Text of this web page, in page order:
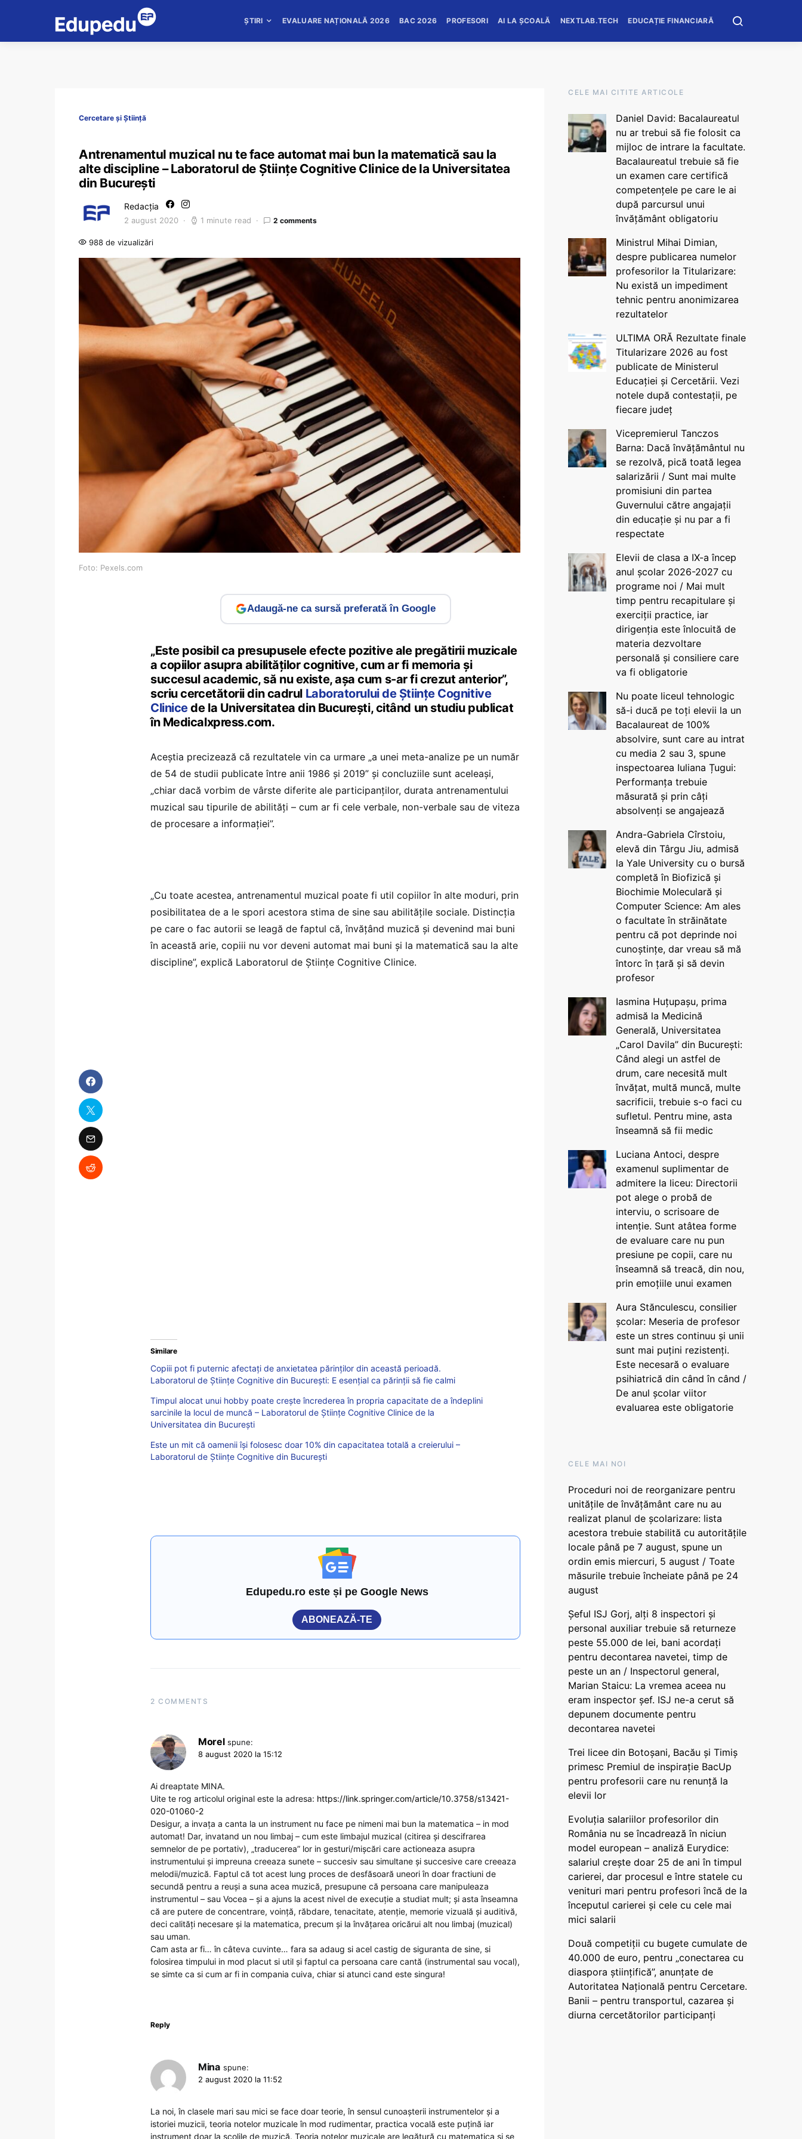
ȘTIRI EVALUARE NAȚIONALĂ 2026 BAC 2026 PROFESORI AI LA ȘCOALĂ NEXTLAB.TECH EDUCAȚIE FINANCIARĂ
Cercetare și Știință
Antrenamentul muzical nu te face automat mai bun la matematică sau la
alte discipline – Laboratorul de Științe Cognitive Clinice de la Universitatea
din București
Redacția
2 august 2020 1 minute read 2 comments
988 de vizualizări
Foto: Pexels.com
Adaugă-ne ca sursă preferată în Google
„Este posibil ca presupusele efecte pozitive ale pregătirii muzicale
a copiilor asupra abilităților cognitive, cum ar fi memoria și
succesul academic, să nu existe, așa cum s-ar fi crezut anterior”,
scriu cercetătorii din cadrul Laboratorului de Științe Cognitive
Clinicede la Universitatea din București, citând un studiu publicat
în Medicalxpress.com.
Aceștia precizează că rezultatele vin ca urmare „a unei meta-analize pe un număr
de 54 de studii publicate între anii 1986 și 2019” și concluziile sunt aceleași,
„chiar dacă vorbim de vârste diferite ale participanților, durata antrenamentului
muzical sau tipurile de abilități – cum ar fi cele verbale, non-verbale sau de viteza
de procesare a informației”.
„Cu toate acestea, antrenamentul muzical poate fi util copiilor în alte moduri, prin
posibilitatea de a le spori acestora stima de sine sau abilitățile sociale. Distincția
pe care o fac autorii se leagă de faptul că, învățând muzică și devenind mai buni
în această arie, copiii nu vor deveni automat mai buni și la matematică sau la alte
discipline”, explică Laboratorul de Științe Cognitive Clinice.
Similare
Copiii pot fi puternic afectați de anxietatea părinților din această perioadă.
Laboratorul de Științe Cognitive din București: E esențial ca părinții să fie calmi
Timpul alocat unui hobby poate crește încrederea în propria capacitate de a îndeplini
sarcinile la locul de muncă – Laboratorul de Științe Cognitive Clinice de la
Universitatea din București
Este un mit că oamenii își folosesc doar 10% din capacitatea totală a creierului –
Laboratorul de Științe Cognitive din București
Edupedu.ro este și pe Google News
ABONEAZĂ-TE
2 COMMENTS
Morel spune:
8 august 2020 la 15:12
Ai dreaptate MINA.
Uite te rog articolul original este la adresa: https://link.springer.com/article/10.3758/s13421-
020-01060-2
Desigur, a invața a canta la un instrument nu face pe nimeni mai bun la matematica – in mod
automat! Dar, invatand un nou limbaj – cum este limbajul muzical (citirea și descifrarea
semnelor de pe portativ), „traducerea” lor in gesturi/mișcări care actioneaza asupra
instrumentului și impreuna creeaza sunete – succesiv sau simultane și succesive care creeaza
melodii/muzică. Faptul că tot acest lung proces de desfăsoară uneori în doar fractiuni de
secundă pentru a reuși a suna acea muzică, presupune că persoana care manipuleaza
instrumentul – sau Vocea – și a ajuns la acest nivel de execuție a studiat mult; și asta înseamna
că are putere de concentrare, voință, răbdare, tenacitate, atenție, memorie vizuală și auditivă,
deci calități necesare și la matematica, precum și la învățarea oricărui alt nou limbaj (muzical)
sau uman.
Cam asta ar fi… în câteva cuvinte… fara sa adaug si acel castig de siguranta de sine, si
folosirea timpului in mod placut si util și faptul ca persoana care cantă (instrumental sau vocal),
se simte ca si cum ar fi in compania cuiva, chiar si atunci cand este singura!
Reply
Mina spune:
2 august 2020 la 11:52
La noi, în clasele mari sau mici se face doar teorie, în sensul cunoașterii instrumentelor și a
istoriei muzicii, teoria notelor muzicale în mod rudimentar, practica vocală este puțină iar
instrument doar la școlile de muzică. Teoria notelor muzicale are legătură cu matematica și se
CELE MAI CITITE ARTICOLE
Daniel David: Bacalaureatul
nu ar trebui să fie folosit ca
mijloc de intrare la facultate.
Bacalaureatul trebuie să fie
un examen care certifică
competențele pe care le ai
după parcursul unui
învățământ obligatoriu
Ministrul Mihai Dimian,
despre publicarea numelor
profesorilor la Titularizare:
Nu există un impediment
tehnic pentru anonimizarea
rezultatelor
ULTIMA ORĂ Rezultate finale
Titularizare 2026 au fost
publicate de Ministerul
Educației și Cercetării. Vezi
notele după contestații, pe
fiecare județ
Vicepremierul Tanczos
Barna: Dacă învățământul nu
se rezolvă, pică toată legea
salarizării / Sunt mai multe
promisiuni din partea
Guvernului către angajații
din educație și nu par a fi
respectate
Elevii de clasa a IX-a încep
anul școlar 2026-2027 cu
programe noi / Mai mult
timp pentru recapitulare și
exerciții practice, iar
dirigenția este înlocuită de
materia dezvoltare
personală și consiliere care
va fi obligatorie
Nu poate liceul tehnologic
să-i ducă pe toți elevii la un
Bacalaureat de 100%
absolvire, sunt care au intrat
cu media 2 sau 3, spune
inspectoarea Iuliana Țugui:
Performanța trebuie
măsurată și prin câți
absolvenți se angajează
Andra-Gabriela Cîrstoiu,
elevă din Târgu Jiu, admisă
la Yale University cu o bursă
completă în Biofizică și
Biochimie Moleculară și
Computer Science: Am ales
o facultate în străinătate
pentru că pot deprinde noi
cunoștințe, dar vreau să mă
întorc în țară și să devin
profesor
Iasmina Huțupașu, prima
admisă la Medicină
Generală, Universitatea
„Carol Davila” din București:
Când alegi un astfel de
drum, care necesită mult
învățat, multă muncă, multe
sacrificii, trebuie s-o faci cu
sufletul. Pentru mine, asta
înseamnă să fii medic
Luciana Antoci, despre
examenul suplimentar de
admitere la liceu: Directorii
pot alege o probă de
interviu, o scrisoare de
intenție. Sunt atâtea forme
de evaluare care nu pun
presiune pe copii, care nu
înseamnă să treacă, din nou,
prin emoțiile unui examen
Aura Stănculescu, consilier
școlar: Meseria de profesor
este un stres continuu și unii
sunt mai puțini rezistenți.
Este necesară o evaluare
psihiatrică din când în când /
De anul școlar viitor
evaluarea este obligatorie
CELE MAI NOI
Proceduri noi de reorganizare pentru
unitățile de învățământ care nu au
realizat planul de școlarizare: lista
acestora trebuie stabilită cu autoritățile
locale până pe 7 august, spune un
ordin emis miercuri, 5 august / Toate
măsurile trebuie încheiate până pe 24
august
Șeful ISJ Gorj, alți 8 inspectori și
personal auxiliar trebuie să returneze
peste 55.000 de lei, bani acordați
pentru decontarea navetei, timp de
peste un an / Inspectorul general,
Marian Staicu: La vremea aceea nu
eram inspector șef. ISJ ne-a cerut să
depunem documente pentru
decontarea navetei
Trei licee din Botoșani, Bacău și Timiș
primesc Premiul de inspirație BacUp
pentru profesorii care nu renunță la
elevii lor
Evoluția salariilor profesorilor din
România nu se încadrează în niciun
model european – analiză Eurydice:
salariul crește doar 25 de ani în timpul
carierei, dar procesul e între statele cu
venituri mari pentru profesori încă de la
începutul carierei și cele cu cele mai
mici salarii
Două competiții cu bugete cumulate de
40.000 de euro, pentru „conectarea cu
diaspora științifică”, anunțate de
Autoritatea Națională pentru Cercetare.
Banii – pentru transportul, cazarea și
diurna cercetătorilor participanți